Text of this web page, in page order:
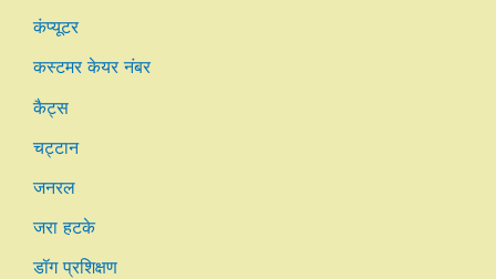
कंप्यूटर
कस्टमर केयर नंबर
कैट्स
चट्टान
जनरल
जरा हटके
डॉग प्रशिक्षण